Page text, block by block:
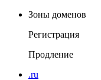
Зоны доменов
Регистрация
Продление
.ru